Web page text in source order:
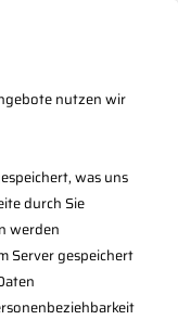
nutzen wir
was uns
durch Sie
werden
Server gespeichert